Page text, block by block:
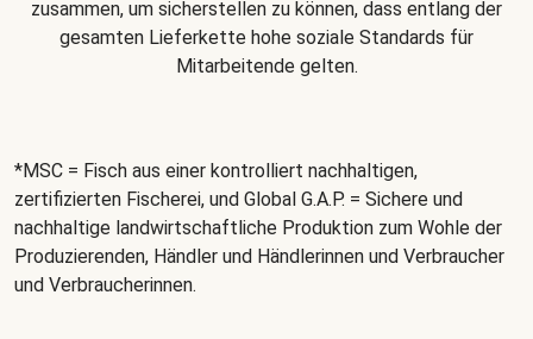
zusammen, um sicherstellen zu können, dass entlang der
gesamten Lieferkette hohe soziale Standards für
Mitarbeitende gelten.
*MSC = Fisch aus einer kontrolliert nachhaltigen,
zertifizierten Fischerei, und Global G.A.P. = Sichere und
nachhaltige landwirtschaftliche Produktion zum Wohle der
Produzierenden, Händler und Händlerinnen und Verbraucher
und Verbraucherinnen.